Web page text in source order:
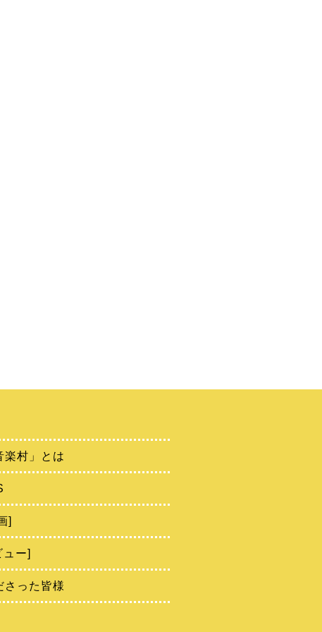
楽村」とは
]
ー]
さった皆様